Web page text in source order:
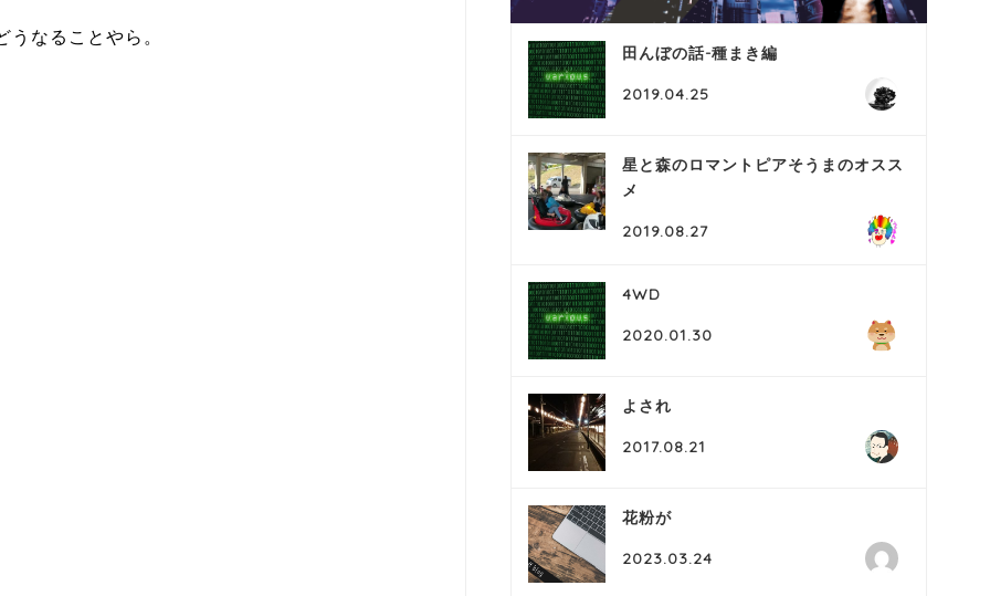
なることやら。
田んぼの話-種まき編
2019.04.25
星と森のロマントピアそうまのオスス
メ
2019.08.27
4WD
2020.01.30
よされ
2017.08.21
花粉が
2023.03.24